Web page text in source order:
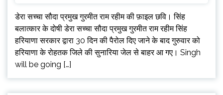
डेरा सच्चा सौदा प्रमुख गुरमीत राम रहीम की फ़ाइल छवि। सिंह
बलात्कार के दोषी डेरा सच्चा सौदा प्रमुख गुरमीत राम रहीम सिंह
हरियाणा सरकार द्वारा 30 दिन की पैरोल दिए जाने के बाद गुरुवार को
हरियाणा के रोहतक जिले की सुनारिया जेल से बाहर आ गए। Singh
will be going […]